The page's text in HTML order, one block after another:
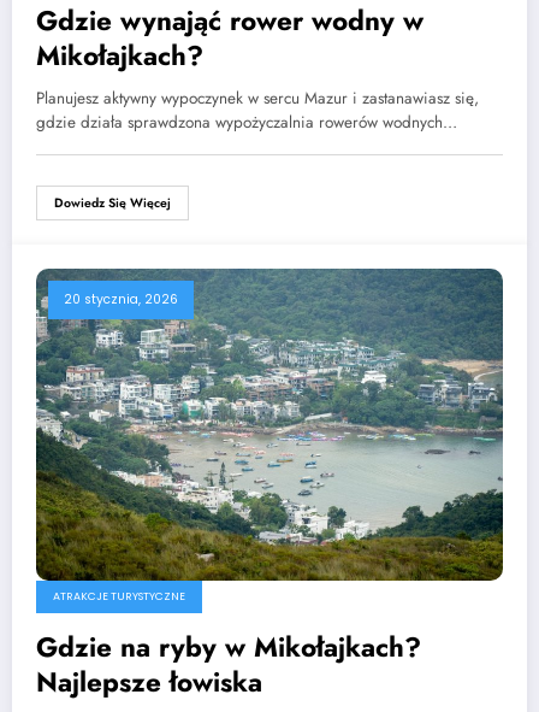
Gdzie wynająć rower wodny w
Mikołajkach?
Planujesz aktywny wypoczynek w sercu Mazur i zastanawiasz się,
gdzie działa sprawdzona wypożyczalnia rowerów wodnych…
Dowiedz Się Więcej
20 stycznia, 2026
ATRAKCJE TURYSTYCZNE
Gdzie na ryby w Mikołajkach?
Najlepsze łowiska